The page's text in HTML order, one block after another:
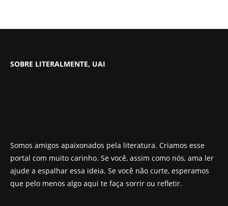
SOBRE LITERALMENTE, UAI
Somos amigos apaixonados pela literatura. Criamos esse
portal com muito carinho. Se você, assim como nós, ama ler
ajude a espalhar essa ideia. Se você não curte, esperamos
que pelo menos algo aqui te faça sorrir ou refletir.